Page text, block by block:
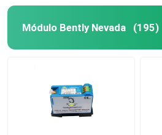
Módulo Bently Nevada (195)